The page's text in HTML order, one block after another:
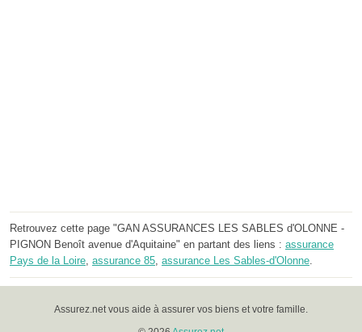
Retrouvez cette page "GAN ASSURANCES LES SABLES d'OLONNE -
PIGNON Benoît avenue d'Aquitaine" en partant des liens : assurance
Pays de la Loire, assurance 85, assurance Les Sables-d'Olonne.
Assurez.net vous aide à assurer vos biens et votre famille.